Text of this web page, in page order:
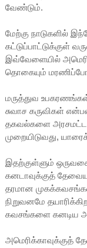
வேண்டும்.
மேற்கு நாடுகளில்
கட்டுப்பாட்டுக்குள்
இவ்வேளையில்
தொகையும்
மருத்துவ
சுவாச கருவிகள்
தகவல்களை அரசமட்ட
முறையிடுவது,
இதற்குள்ளும்
கனடாவுக்குத்
தரமான
நிறுவனமே
கவசங்களை கனடிய
அமெரிக்காவுக்குத்